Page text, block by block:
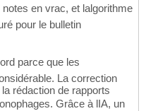
en vrac, et lalgorithme
pour le bulletin
parce que les
La correction
rédaction de rapports
Grâce à lIA, un